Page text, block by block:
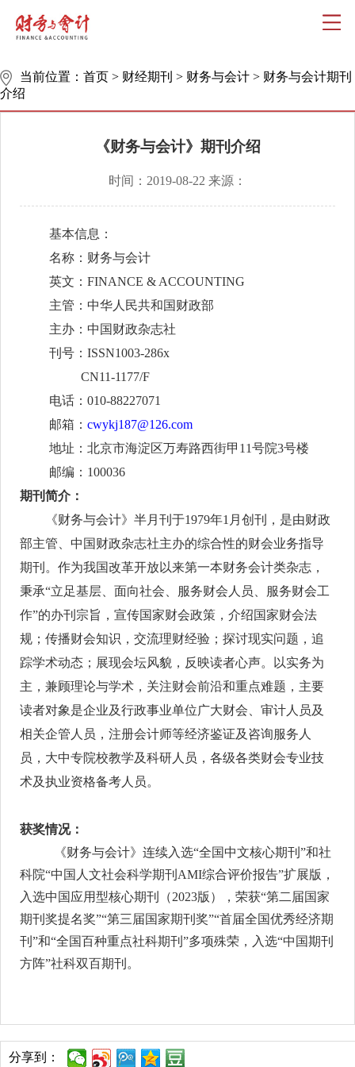
当前位置： 首页 > 财经期刊 > 财务与会计 > 财务与会计期刊
介绍
《财务与会计》期刊介绍
时间：2019-08-22 来源：
基本信息：
名称：财务与会计
英文：FINANCE & ACCOUNTING
主管：中华人民共和国财政部
主办：中国财政杂志社
刊号：ISSN1003-286x
CN11-1177/F
电话：010-88227071
邮箱： cwykj187@126.com
地址：北京市海淀区万寿路西街甲 11号院3号楼
邮编：100036
期刊简介：
《财务与会计》半月刊于1979年1月创刊，是由财政
部主管、中国财政杂志社主办的综合性的财会业务指导
期刊。作为我国改革开放以来第一本财务会计类杂志，
秉承“立足基层、面向社会、服务财会人员、服务财会工
作”的办刊宗旨，宣传国家财会政策，介绍国家财会法
规；传播财会知识，交流理财经验；探讨现实问题，追
踪学术动态；展现会坛风貌，反映读者心声。以实务为
主，兼顾理论与学术，关注财会前沿和重点难题， 主要
读者对象是企业及行政事业单位广大财会、审计人员及
相关企管人员，注册会计师等经济鉴证及咨询服务人
员，大中专院校教学及科研人员，各级各类财会专业技
术及执业资格备考人员。
获奖情况：
《财务与会计》连续入选“全国中文核心期刊”和社
科院“中国人文社会科学期刊AMI综合评价报告”扩展版，
入选中国应用型核心期刊（2023版），荣获“第二届国家
期刊奖提名奖”“第三届国家期刊奖”“首届全国优秀经济期
刊”和“全国百种重点社科期刊”多项殊荣，入选“中国期刊
方阵”社科双百期刊。
分享到：